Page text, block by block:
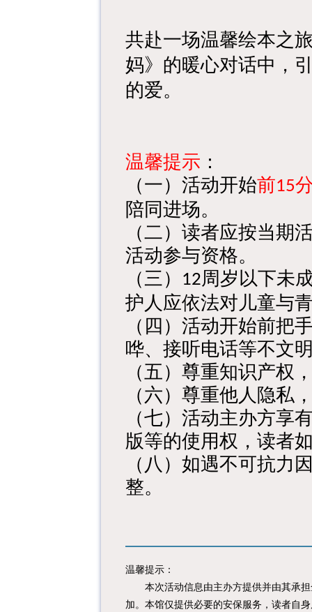
共赴一场温馨绘本之
妈》的暖心对话中，
的爱。
温馨提示 ：
（一）活动开始前15
陪同进场。
（二）读者应按当期
活动参与资格。
（三）
12周岁以下未
护人应依法对儿童与
（四）活动开始前把
哗、接听电话等不文
（五）尊重知识产权
（六）尊重他人隐私
（七）活动主办方享
版等的使用权，读者
（八）如遇不可抗力
整。
温馨提示：
本次活动信息由主办方提供并由其承担
加。本馆仅提供必要的安保服务，读者自